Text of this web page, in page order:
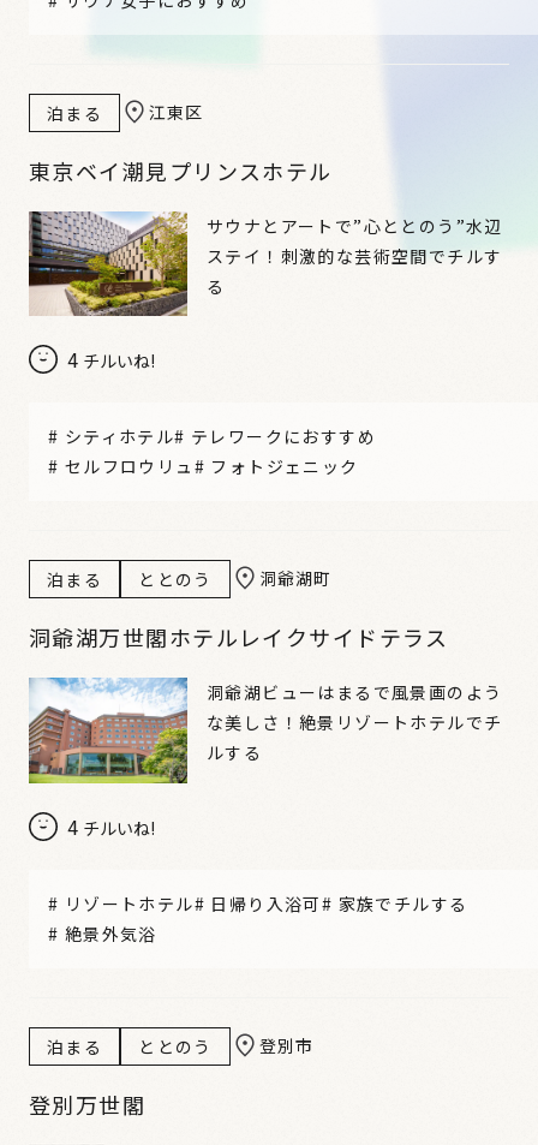
泊まる 江東区
東京ベイ潮見プリンスホテル
4 チルいね!
サウナとアートで”心ととのう”水辺
ステイ！刺激的な芸術空間でチルす
る
# シティホテル# テレワークにおすすめ
# セルフロウリュ # フォトジェニック
泊まる ととのう 洞爺湖町
洞爺湖万世閣ホテルレイクサイドテラス
4 チルいね!
洞爺湖ビューはまるで風景画のよう
な美しさ！絶景リゾートホテルでチ
ルする
# リゾートホテル# 日帰り入浴可# 家族でチルする
# 絶景外気浴
泊まる ととのう 登別市
登別万世閣